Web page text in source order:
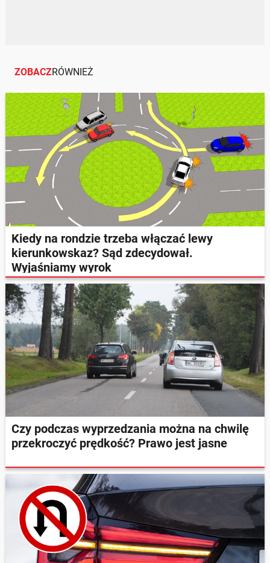
ZOBACZRÓWNIEŻ
Kiedy na rondzie trzeba włączać lewy
kierunkowskaz? Sąd zdecydował.
Wyjaśniamy wyrok
Czy podczas wyprzedzania można na chwilę
przekroczyć prędkość? Prawo jest jasne